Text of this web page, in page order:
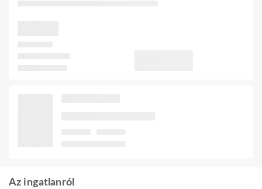
Az ingatlanról